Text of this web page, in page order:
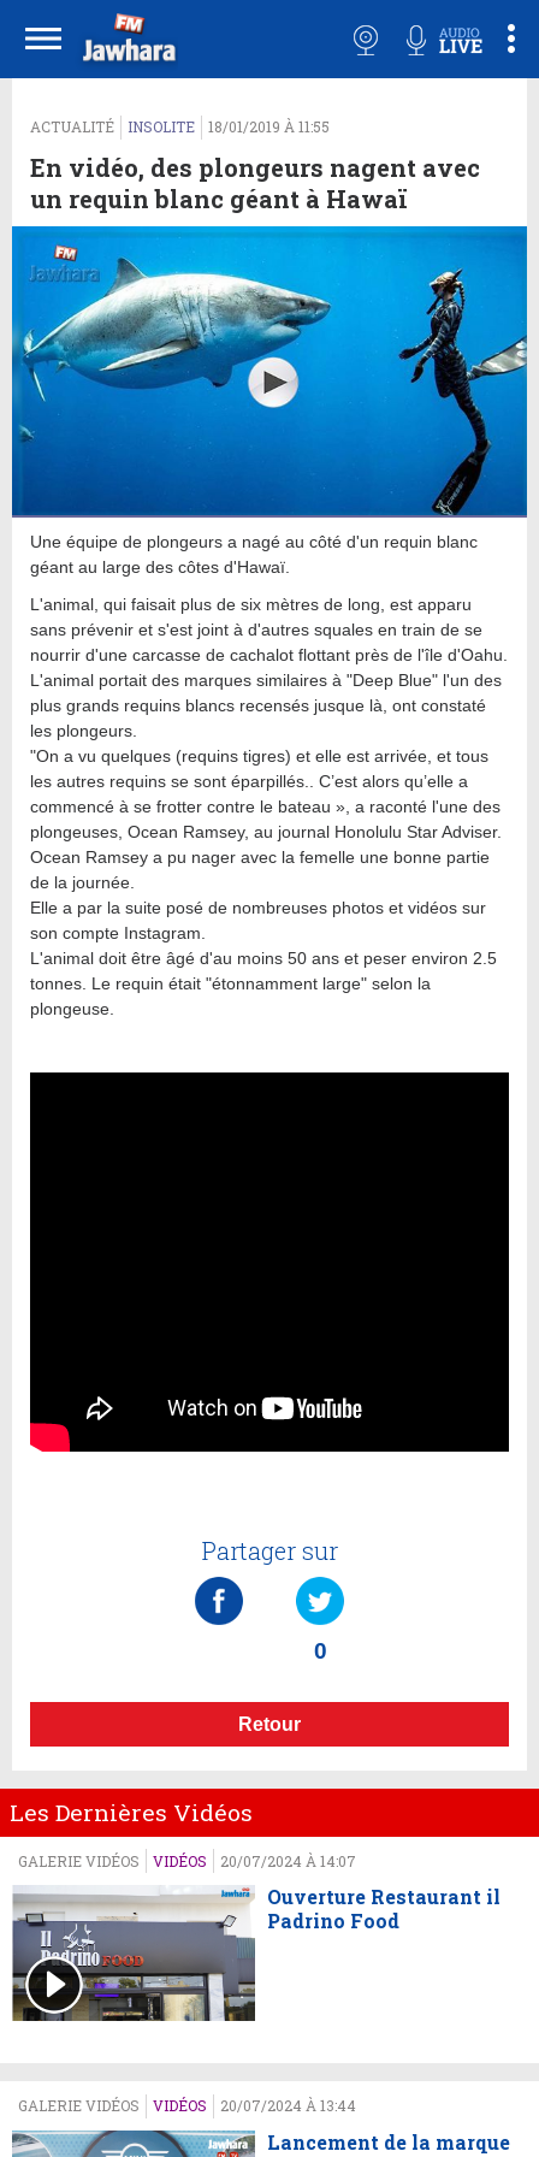
ACTUALITÉ INSOLITE 18/01/2019 À 11:55
En vidéo, des plongeurs nagent avec
un requin blanc géant à Hawaï
Une équipe de plongeurs a nagé au côté d'un requin blanc
géant au large des côtes d'Hawaï.
L'animal, qui faisait plus de six mètres de long, est apparu
sans prévenir et s'est joint à d'autres squales en train de se
nourrir d'une carcasse de cachalot flottant près de l'île d'Oahu.
L'animal portait des marques similaires à "Deep Blue" l'un des
plus grands requins blancs recensés jusque là, ont constaté
les plongeurs.
"On a vu quelques (requins tigres) et elle est arrivée, et tous
les autres requins se sont éparpillés.. C’est alors qu’elle a
commencé à se frotter contre le bateau », a raconté l'une des
plongeuses, Ocean Ramsey, au journal Honolulu Star Adviser.
Ocean Ramsey a pu nager avec la femelle une bonne partie
de la journée.
Elle a par la suite posé de nombreuses photos et vidéos sur
son compte Instagram.
L'animal doit être âgé d'au moins 50 ans et peser environ 2.5
tonnes. Le requin était "étonnamment large" selon la
plongeuse.
Partager sur
0
Retour
Les Dernières Vidéos
GALERIE VIDÉOS VIDÉOS 20/07/2024 À 14:07
Ouverture Restaurant il
Padrino Food
GALERIE VIDÉOS VIDÉOS 20/07/2024 À 13:44
Lancement de la marque